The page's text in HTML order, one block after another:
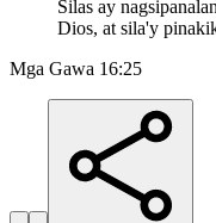
Silas ay
Dios, at sila'y
Mga Gawa 16:25